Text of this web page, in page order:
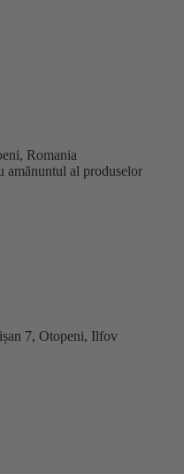
Romania
amănuntul al produselor
7, Otopeni, Ilfov